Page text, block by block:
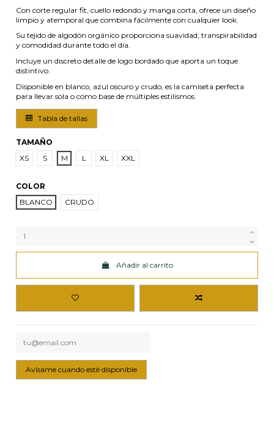
Con corte regular fit, cuello redondo y manga corta, ofrece un diseño
limpio y atemporal que combina fácilmente con cualquier look.
Su tejido de algodón orgánico proporciona suavidad, transpirabilidad
y comodidad durante todo el día.
Incluye un discreto detalle de logo bordado que aporta un toque
distintivo.
Disponible en blanco, azul oscuro y crudo, es la camiseta perfecta
para llevar sola o como base de múltiples estilismos.
Tabla de tallas
TAMAÑO
XS
S M L XL XXL
COLOR
BLANCO
CRUDO
Añadir al carrito